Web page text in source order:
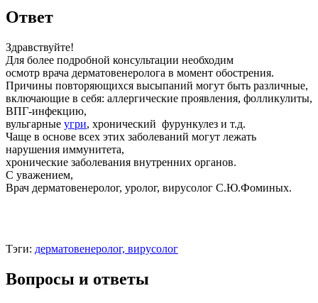
Ответ
Здравствуйте!
Для более подробной консультации необходим
осмотр врача дерматовенеролога в момент обострения.
Причины повторяющихся высыпаний могут быть различные,
включающие в себя: аллергические проявления, фолликулиты,
ВПГ-инфекцию,
вульгарные угри, хронический фурункулез и т.д.
Чаще в основе всех этих заболеваний могут лежать
нарушения иммунитета,
хронические заболевания внутренних органов.
С уважением,
Врач дерматовенеролог, уролог, вирусолог С.Ю.Фоминых.
Тэги: дерматовенеролог, вирусолог
Вопросы и ответы